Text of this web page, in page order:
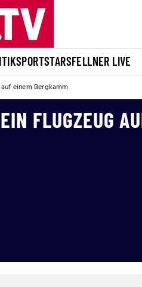
SPORTSTARSFELLNER LIVE
einem Bergkamm
FLUGZEUG